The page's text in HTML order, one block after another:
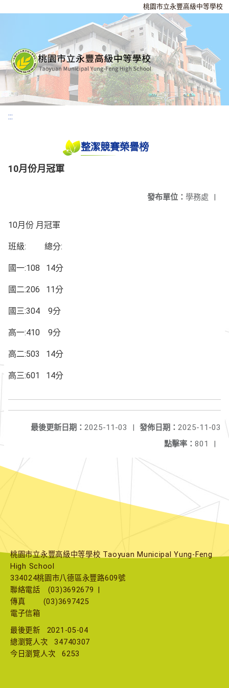
桃園市立永豐高級中等學校
:::
整潔競賽榮譽榜
10月份月冠軍
發布單位： 學務處 |
10月份 月冠軍
班級: 總分:
國一:108 14分
國二:206 11分
國三:304 9分
高一:410 9分
高二:503 14分
高三:601 14分
發佈日期： 2025-11-03
最後更新日期： 2025-11-03
|
點擊率： 801 |
桃園市立永豐高級中等學校 Taoyuan Municipal Yung-Feng
High School
334024桃園市八德區永豐路609號
聯絡電話
(03)3692679
傳真
(03)3697425
電子信箱
最後更新
2021-05-04
總瀏覽人次
34740307
今日瀏覽人次
6253